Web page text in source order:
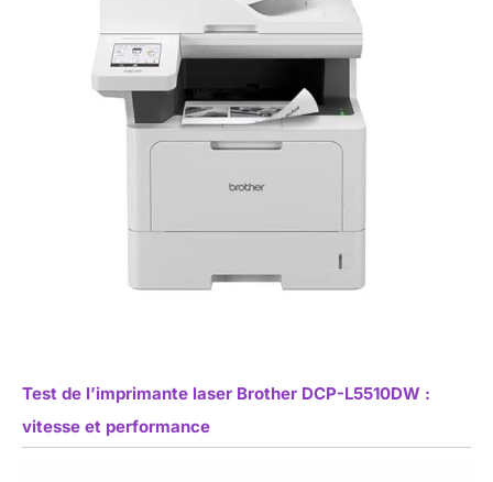
Test de l’imprimante laser Brother DCP-L5510DW :
vitesse et performance